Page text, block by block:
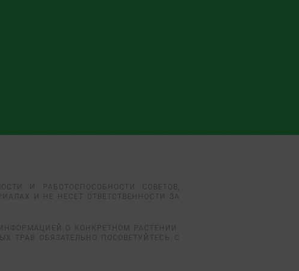
И РАБОТОСПОСОБНОСТИ СОВЕТОВ,
И НЕ НЕСЕТ ОТВЕТСТВЕННОСТИ ЗА
О КОНКРЕТНОМ РАСТЕНИИ.
ТРАВ ОБЯЗАТЕЛЬНО ПОСОВЕТУЙТЕСЬ С